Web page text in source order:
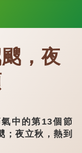
，夜
中的第13個節
；夜立秋，熱到